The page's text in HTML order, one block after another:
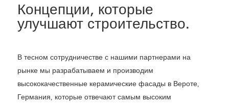
Концепции, которые
улучшают строительство.
В тесном сотрудничестве с нашими партнерами на
рынке мы разрабатываем и производим
высококачественные керамические фасады в Вероте,
Германия, которые отвечают самым высоким